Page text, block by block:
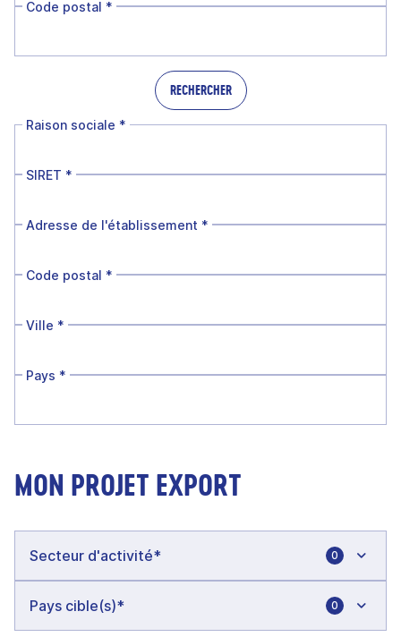
Code postal *
RECHERCHER
Raison sociale *
SIRET *
Adresse de l'établissement *
Code postal *
Ville *
Pays *
MON PROJET EXPORT
0
0